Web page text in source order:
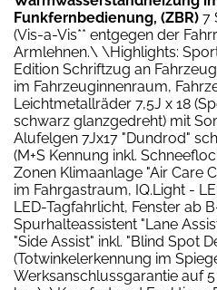
Funkfernbedienung, (ZBR) 7
(Vis-a-Vis** entgegen der
Armlehnen.\ \Highlights:
Edition Schriftzug an
im Fahrzeuginnenraum,
Leichtmetallräder 7,5J x 18
schwarz glanzgedreht) mit
Alufelgen 7Jx17 "Dundrod"
(M+S Kennung inkl.
Zonen Klimaanlage "Air Care
im Fahrgastraum, IQ.Light -
LED-Tagfahrlicht, Fenster ab
Spurhalteassistent "Lane
"Side Assist" inkl. "Blind Spot
(Totwinkelerkennung im
Werksanschlussgarantie auf